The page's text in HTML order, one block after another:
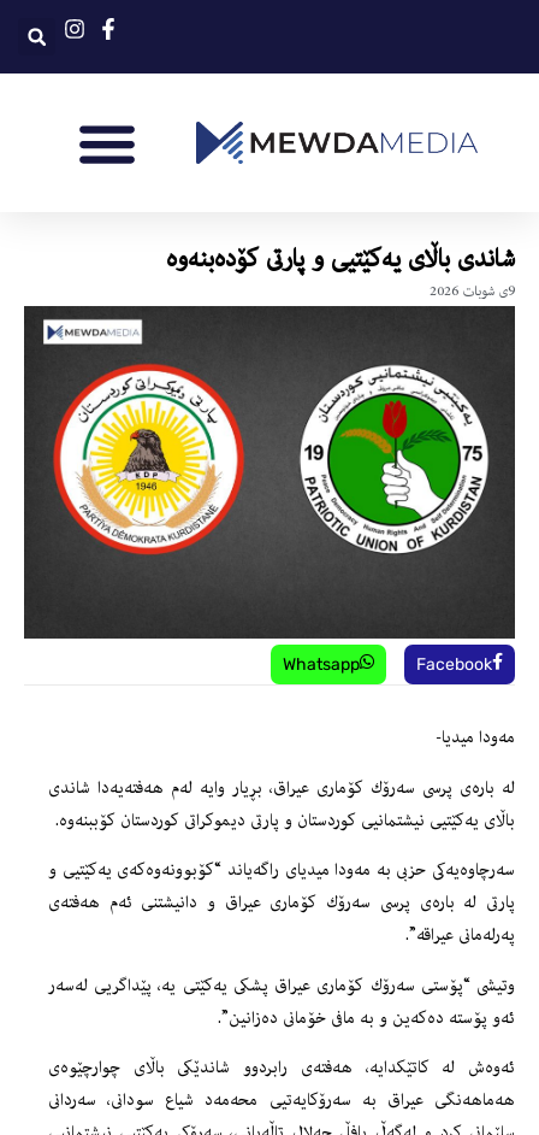
شاندى باڵاى یه‌كێتیی و پارتى كۆده‌بنه‌وه‌
9ی شوبات 2026
Facebook
Whatsapp
مه‌ودا میدیا-
له‌ باره‌ى پرسى سه‌رۆك كۆمارى عیراق، بڕیار وایه‌ له‌م هه‌فته‌یه‌دا شاندى
باڵاى یه‌كێتیی نیشتمانیی كوردستان و پارتى دیموكراتى كوردستان كۆببنه‌وه‌.
سه‌رچاوه‌یه‌كى حزبى به‌ مه‌ودا میدیاى راگه‌یاند “كۆبوونه‌وه‌كه‌ى یه‌كێتیی و
پارتى له‌ باره‌ى پرسى سه‌رۆك كۆمارى عیراق و دانیشتنى ئه‌م هه‌فته‌ى
په‌رله‌مانى عیراقه‌”.
وتیشى “پۆستى سه‌رۆك كۆمارى عیراق پشكى یه‌كێتی یه‌، پێداگریی له‌سه‌ر
ئه‌و پۆسته‌ ده‌كه‌ین و به‌ مافى خۆمانى ده‌زانین”.
ئه‌وه‌ش له‌ كاتێكدایه‌، هه‌فته‌ى رابردوو شاندێكى باڵاى چوارچێوه‌ى
هه‌ماهه‌نگى عیراق به‌ سه‌رۆكایه‌تیی محه‌مه‌د شیاع سودانى، سه‌ردانى